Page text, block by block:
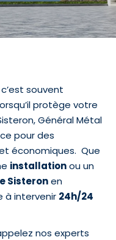
c’est souvent
protège votre
Général Métal
pour des
économiques. Que
installationou un
Sisteronen
à intervenir 24h/24
nos experts